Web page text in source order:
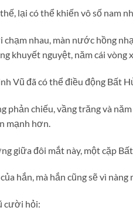
lại có thể khiến vô số nam
nhau, màn nước hồng
khuyết nguyệt, năm cái
Vũ đã có thể điều động Bất
phản chiếu, vầng trăng và
mạnh hơn.
giữa đôi mắt này, một cặp
hắn, mà hắn cũng sẽ vì
cười hỏi: